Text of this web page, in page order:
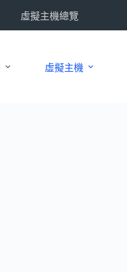
虛擬主機總覽
虛擬主機